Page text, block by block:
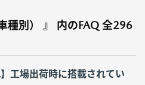
種別） 』 内のFAQ 全296
】工場出荷時に搭載されてい